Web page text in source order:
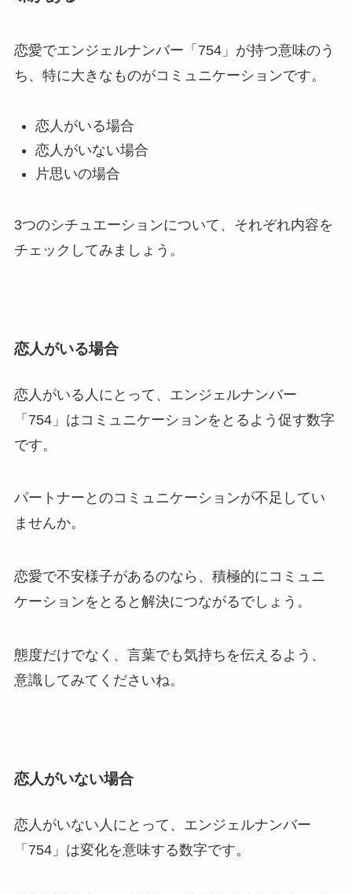
恋愛でエンジェルナンバー「754」が持つ意味のう
ち、特に大きなものがコミュニケーションです。
恋人がいる場合
恋人がいない場合
片思いの場合
3つのシチュエーションについて、それぞれ内容を
チェックしてみましょう。
恋人がいる場合
恋人がいる人にとって、エンジェルナンバー
「754」はコミュニケーションをとるよう促す数字
です。
パートナーとのコミュニケーションが不足してい
ませんか。
恋愛で不安様子があるのなら、積極的にコミュニ
ケーションをとると解決につながるでしょう。
態度だけでなく、言葉でも気持ちを伝えるよう、
意識してみてくださいね。
恋人がいない場合
恋人がいない人にとって、エンジェルナンバー
「754」は変化を意味する数字です。